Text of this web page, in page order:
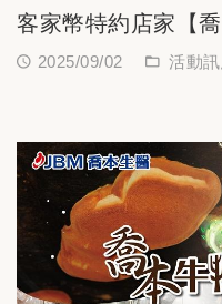
客家幣特約店家【喬
2025/09/02 活動訊